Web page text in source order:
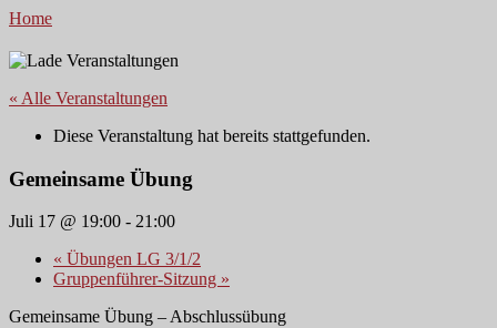
Home
« Alle Veranstaltungen
Diese Veranstaltung hat bereits stattgefunden.
Gemeinsame Übung
Juli 17 @ 19:00 - 21:00
« Übungen LG 3/1/2
Gruppenführer-Sitzung »
Gemeinsame Übung – Abschlussübung